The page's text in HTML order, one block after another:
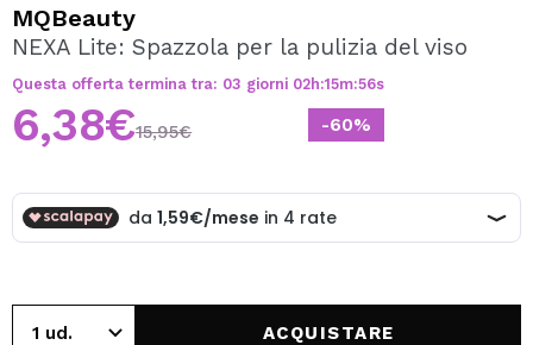
Creando un account su Maquibeauty.it potrai fare i tuoi
acquisti velocemente, controllare lo stato dei tuoi ordini e
consultare le tue operazioni precedenti.
MQBeauty
NEXA Lite: Spazzola per la pulizia del viso
Questa offerta termina tra: 03 giorni 02h:15m:56s
-60%
6,38€15,95€
ACQUISTARE